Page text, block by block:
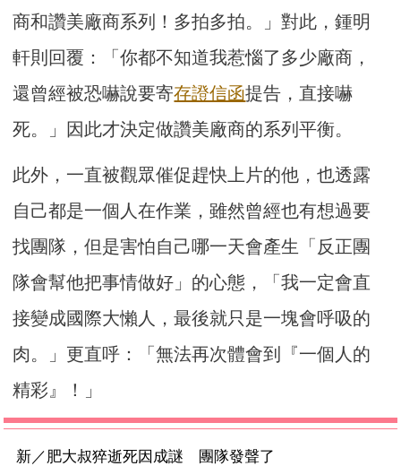
商和讚美廠商系列！多拍多拍。」對此，鍾明
軒則回覆：「你都不知道我惹惱了多少廠商，
還曾經被恐嚇說要寄存證信函提告，直接嚇
死。」因此才決定做讚美廠商的系列平衡。
此外，一直被觀眾催促趕快上片的他，也透露
自己都是一個人在作業，雖然曾經也有想過要
找團隊，但是害怕自己哪一天會產生「反正團
隊會幫他把事情做好」的心態，「我一定會直
接變成國際大懶人，最後就只是一塊會呼吸的
肉。」更直呼：「無法再次體會到『一個人的
精彩』！」
新／肥大叔猝逝死因成謎 團隊發聲了